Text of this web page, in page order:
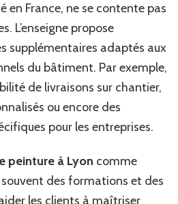
en France, ne se contente pas
L’enseigne propose
supplémentaires adaptés aux
du bâtiment. Par exemple,
de livraisons sur chantier,
ou encore des
pour les entreprises.
peinture à Lyon comme
des formations et des
les clients à maîtriser